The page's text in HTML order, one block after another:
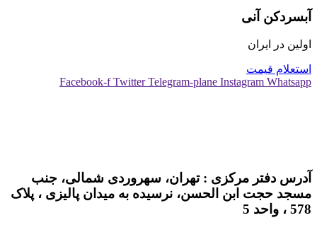
آبسردکن آنی
اولین در ایران
استعلام قیمت
Facebook-f Twitter Telegram-plane Instagram Whatsapp
آدرس دفتر مرکزی : تهران، سهروردی شمالی، جنب
مسجد حجت ابن الحسن، نرسیده به میدان پالیزی ، پلاک
578 ، واحد 5